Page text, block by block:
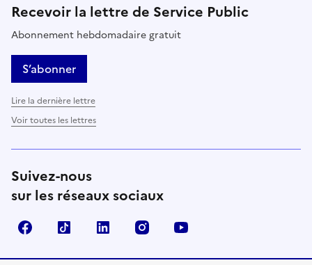
Recevoir la lettre de Service Public
Abonnement hebdomadaire gratuit
S’abonner
Lire la dernière lettre
Voir toutes les lettres
Suivez-nous
sur les réseaux sociaux
FacebookTikTok LinkedIn Instagram